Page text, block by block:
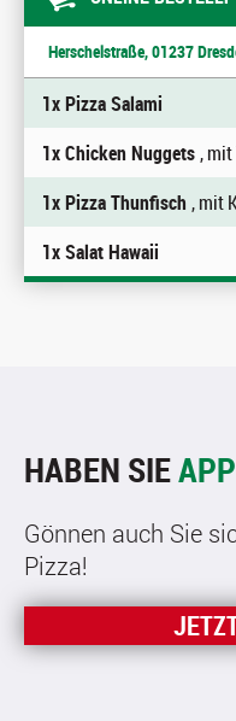
Herschelstraße, 01237
1x Pizza Salami
1x Chicken Nuggets,
1x Pizza Thunfisch , mit
1x Salat Hawaii
HABEN SIE
Gönnen auch Sie
Pizza!